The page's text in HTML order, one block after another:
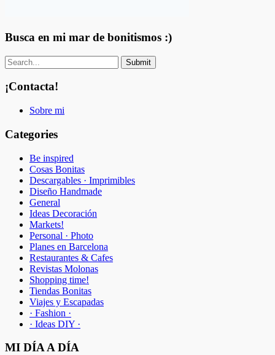
Busca en mi mar de bonitismos :)
¡Contacta!
Sobre mi
Categories
Be inspired
Cosas Bonitas
Descargables · Imprimibles
Diseño Handmade
General
Ideas Decoración
Markets!
Personal · Photo
Planes en Barcelona
Restaurantes & Cafes
Revistas Molonas
Shopping time!
Tiendas Bonitas
Viajes y Escapadas
· Fashion ·
· Ideas DIY ·
MI DÍA A DÍA